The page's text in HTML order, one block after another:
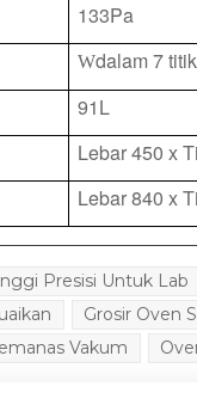
133Pa
Wdalam 7
91L
Lebar 450 x
Lebar 840 x
Presisi Untuk Lab
Grosir Oven
Vakum